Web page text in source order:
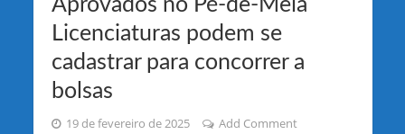
Aprovados no Pé-de-Meia
Licenciaturas podem se
cadastrar para concorrer a
bolsas
19 de fevereiro de 2025 Add Comment